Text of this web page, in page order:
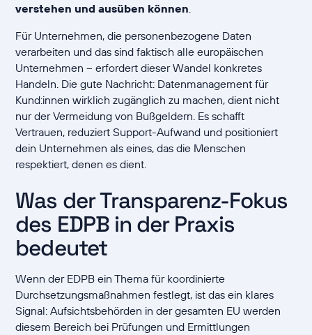
verstehen und ausüben können
Für Unternehmen, die personenbezogene Daten
verarbeiten und das sind faktisch alle europäischen
Unternehmen – erfordert dieser Wandel konkretes
Handeln. Die gute Nachricht: Datenmanagement für
Kund:innen wirklich zugänglich zu machen, dient nicht
nur der Vermeidung von Bußgeldern. Es schafft
Vertrauen, reduziert Support-Aufwand und positioniert
dein Unternehmen als eines, das die Menschen
respektiert, denen es dient.
Was der Transparenz-Fokus
des EDPB in der Praxis
bedeutet
Wenn der EDPB ein Thema für koordinierte
Durchsetzungsmaßnahmen festlegt, ist das ein klares
Signal: Aufsichtsbehörden in der gesamten EU werden
diesem Bereich bei Prüfungen und Ermittlungen